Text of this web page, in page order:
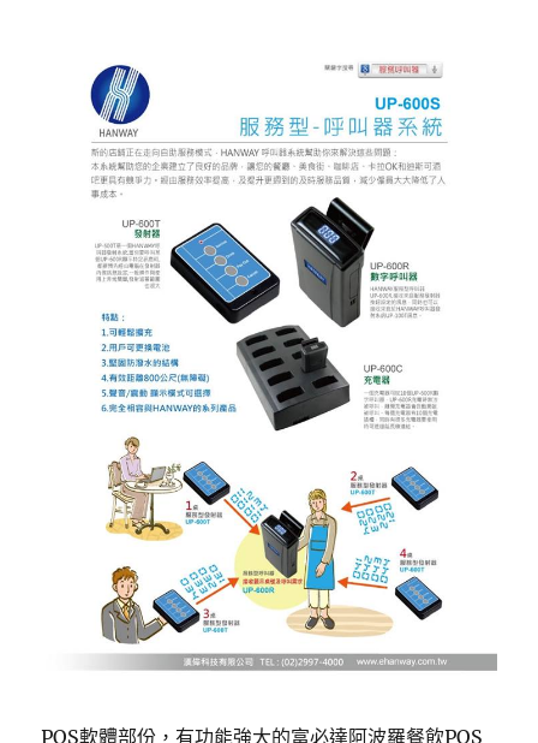
POS軟體部份，有功能強大的富必達阿波羅餐飲POS